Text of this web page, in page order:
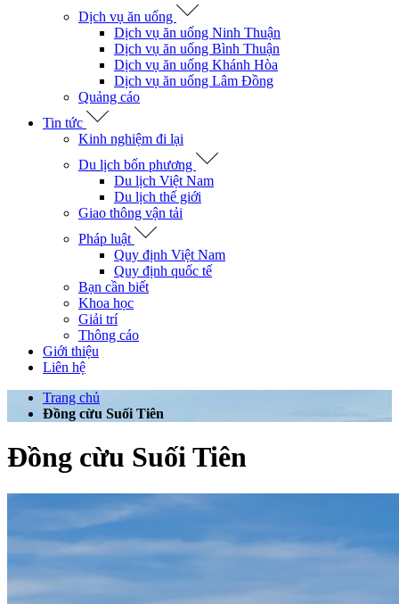
Dịch vụ ăn uống
Dịch vụ ăn uống Ninh Thuận
Dịch vụ ăn uống Bình Thuận
Dịch vụ ăn uống Khánh Hòa
Dịch vụ ăn uống Lâm Đồng
Quảng cáo
Tin tức
Kinh nghiệm đi lại
Du lịch bốn phương
Du lịch Việt Nam
Du lịch thế giới
Giao thông vận tải
Pháp luật
Quy định Việt Nam
Quy định quốc tế
Bạn cần biết
Khoa học
Giải trí
Thông cáo
Giới thiệu
Liên hệ
Trang chủ
Đồng cừu Suối Tiên
Đồng cừu Suối Tiên